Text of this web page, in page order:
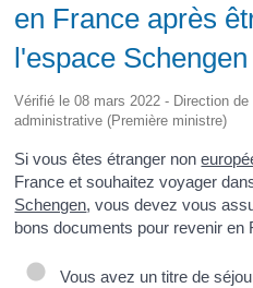
en France après
l'espace
Vérifié le 08 mars 2022 - Direction
administrative (Première ministre)
Si vous êtes étranger non
France et souhaitez voyager
Schengen, vous devez vous
bons documents pour revenir en
Vous avez un titre de